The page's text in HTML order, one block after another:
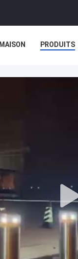
MAISON PRODUITS